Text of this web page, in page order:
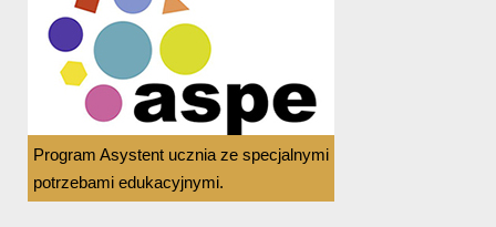
Program Asystent ucznia ze specjalnymi
potrzebami edukacyjnymi.